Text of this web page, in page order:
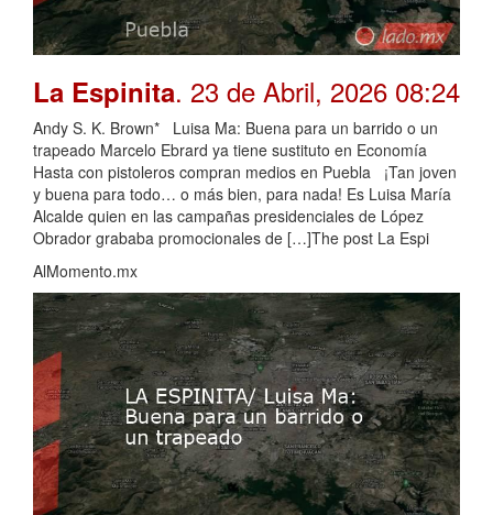
La Espinita. 23 de Abril, 2026 08:24
Andy S. K. Brown* Luisa Ma: Buena para un barrido o un
trapeado Marcelo Ebrard ya tiene sustituto en Economía
Hasta con pistoleros compran medios en Puebla ¡Tan joven
y buena para todo… o más bien, para nada! Es Luisa María
Alcalde quien en las campañas presidenciales de López
Obrador grababa promocionales de […]The post La Espi
AlMomento.mx